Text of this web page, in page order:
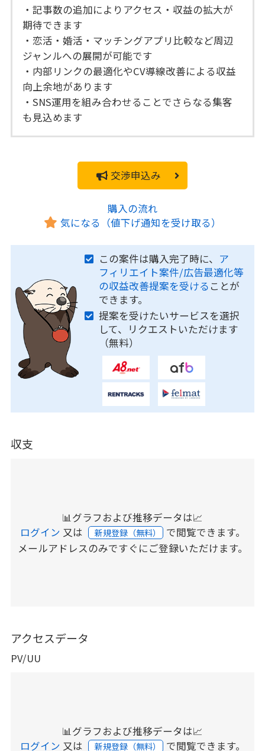
・記事数の追加によりアクセス・収益の拡大が
期待できます
・恋活・婚活・マッチングアプリ比較など周辺
ジャンルへの展開が可能です
・内部リンクの最適化やCV導線改善による収益
向上余地があります
・SNS運用を組み合わせることでさらなる集客
も見込めます
交渉申込み
購入の流れ
気になる（値下げ通知を受け取る）
この案件は購入完了時に、 ア
フィリエイト案件/広告最適化等
の収益改善提案を受ける ことが
できます。
提案を受けたいサービスを選択
して、リクエストいただけます
（無料）
収支
📊グラフおよび推移データは📈
ログイン 又は 新規登録（無料） で閲覧できます。
メールアドレスのみですぐにご登録いただけます。
アクセスデータ
PV/UU
📊グラフおよび推移データは📈
ログイン 又は 新規登録（無料） で閲覧できます。